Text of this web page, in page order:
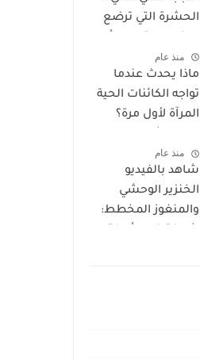
الحشرة التي ترضع
أخطر الأمراض في
إفريقيا!
منذ عام
ماذا يحدث عندما
تواجه الكائنات الحية
المرآة لأول مرة؟
للسلوك والوعي
الذاتي
منذ عام
شاهد بالفيديو
الخنزير الوحشي
والمنغوز المخطط: